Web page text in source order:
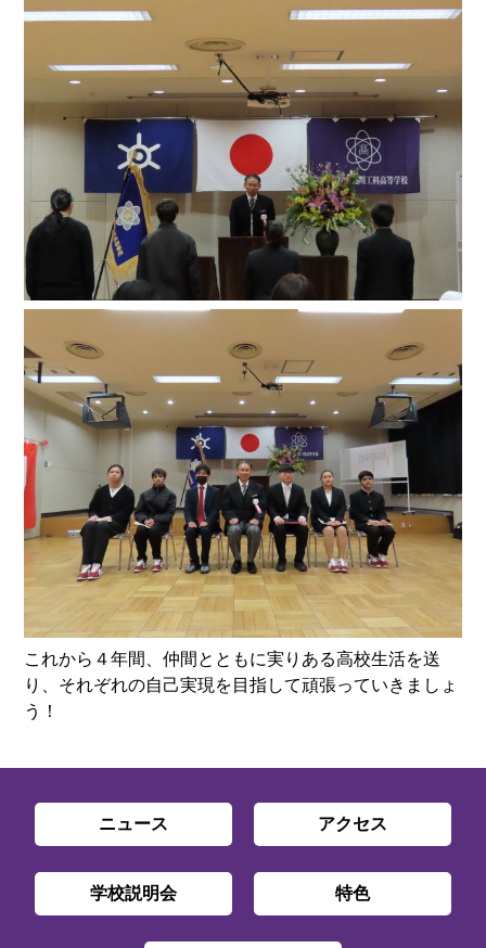
これから４年間、仲間とともに実りある高校生活を送
り、それぞれの自己実現を目指して頑張っていきましょ
う！
ニュース アクセス
学校説明会 特色